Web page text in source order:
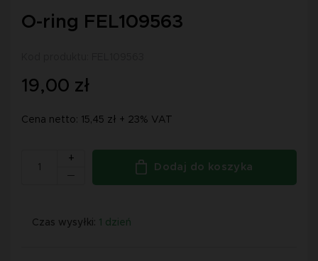
O-ring FEL109563
19,00 zł
Cena netto: 15,45 zł + 23% VAT
+
Dodaj do koszyka
Czas wysyłki: 1 dzień